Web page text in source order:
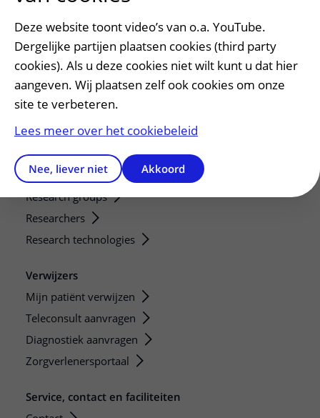
Bezoektijden
Onderwijs en onderzoek
Onze opleidingen
De Nieuwe Utrechtse School
Stage en opleidingsplaatsen
Research
Strategic programs
Research groups
Researchers
Research technologies
Verwijzers
Mijn patiënt verwijzen
Teleconsult aanvragen
Diagnostiek aanvragen
Zorgverlenersportaal
Service, contact en faciliteiten
Deze website toont video’s van o.a. YouTube.
Dergelijke partijen plaatsen cookies (third party
cookies). Als u deze cookies niet wilt kunt u dat hier
aangeven. Wij plaatsen zelf ook cookies om onze
site te verbeteren.
Lees meer over het cookiebeleid
Nee, liever niet Akkoord